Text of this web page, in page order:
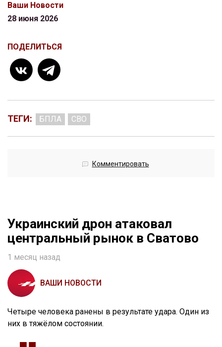
Ваши Новости
28 июня 2026
ПОДЕЛИТЬСЯ
ТЕГИ: БПЛА СВО
Комментировать
Украинский дрон атаковал
центральный рынок в Сватово
1 месяц назад
ВАШИ НОВОСТИ
Четыре человека ранены в результате удара. Один из
них в тяжёлом состоянии.